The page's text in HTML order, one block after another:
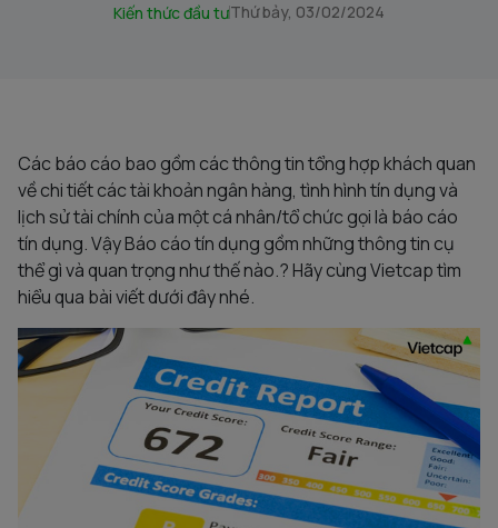
Kiến thức đầu tưThứ bảy, 03/02/2024
Các báo cáo bao gồm các thông tin tổng hợp khách quan
về chi tiết các tài khoản ngân hàng, tình hình tín dụng và
lịch sử tài chính của một cá nhân/tổ chức gọi là báo cáo
tín dụng. Vậy Báo cáo tín dụng gồm những thông tin cụ
thể gì và quan trọng như thế nào.? Hãy cùng Vietcap tìm
hiểu qua bài viết dưới đây nhé.